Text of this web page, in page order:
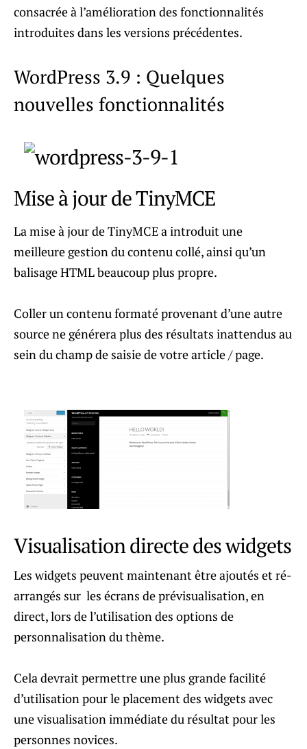
consacrée à l’amélioration des fonctionnalités
introduites dans les versions précédentes.
WordPress 3.9 : Quelques
nouvelles fonctionnalités
Mise à jour de TinyMCE
La mise à jour de TinyMCE a introduit une
meilleure gestion du contenu collé, ainsi qu’un
balisage HTML beaucoup plus propre.
Coller un contenu formaté provenant d’une autre
source ne générera plus des résultats inattendus au
sein du champ de saisie de votre article / page.
Visualisation directe des widgets
Les widgets peuvent maintenant être ajoutés et ré-
arrangés sur les écrans de prévisualisation, en
direct, lors de l’utilisation des options de
personnalisation du thème.
Cela devrait permettre une plus grande facilité
d’utilisation pour le placement des widgets avec
une visualisation immédiate du résultat pour les
personnes novices.